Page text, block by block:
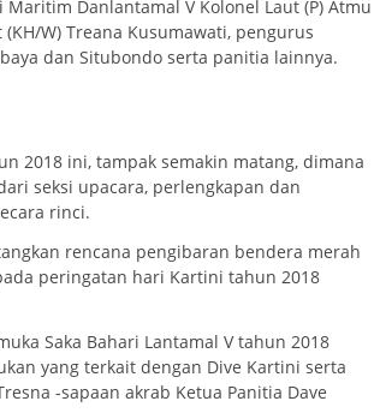
Danlantamal V Kolonel Laut (P) Atmu
W) Treana Kusumawati, pengurus
dan Situbondo serta panitia lainnya.
2018 ini, tampak semakin matang, dimana
seksi upacara, perlengkapan dan
rinci.
rencana pengibaran bendera merah
peringatan hari Kartini tahun 2018
Saka Bahari Lantamal V tahun 2018
yang terkait dengan Dive Kartini serta
-sapaan akrab Ketua Panitia Dave